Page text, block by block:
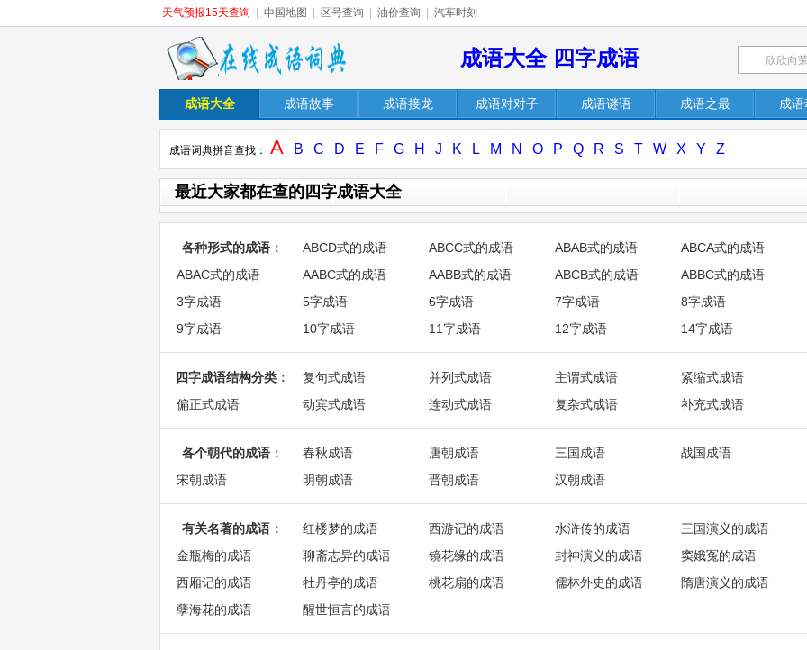
天气预报15天查询 中国地图 区号查询 油价查询 汽车时刻
成语大全 四字成语
成语大全 成语故事 成语接龙 成语对对子 成语谜语 成语之最 成
成语词典拼音查找： A B C D E F G H J K L M N O P Q R S T W X Y Z
最近大家都在查的四字成语大全
各种形式的成语 ： ABCD式的成语 ABCC式的成语 ABAB式的成语
ABCA式的成语
ABAC式的成语
AABC式的成语 AABB式的成语 ABCB式的成语
ABBC式的成语
3字成语
5字成语 6字成语 7字成语
8字成语
9字成语
10字成语 11字成语 12字成语 14字成语
四字成语结构分类 ： 复句式成语 并列式成语 主谓式成语
紧缩式成语
偏正式成语
动宾式成语 连动式成语 复杂式成语 补充式成语
各个朝代的成语 ： 春秋成语 唐朝成语 三国成语
战国成语
宋朝成语
明朝成语 晋朝成语 汉朝成语
有关名著的成语 ： 红楼梦的成语 西游记的成语 水浒传的成语
三国演义的成语
金瓶梅的成语
聊斋志异的成语 镜花缘的成语 封神演义的成语
窦娥冤的成语
西厢记的成语
牡丹亭的成语 桃花扇的成语 儒林外史的成语
隋唐演义的成语
孽海花的成语
醒世恒言的成语